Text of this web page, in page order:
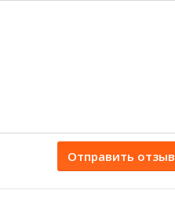
Отправить отзыв